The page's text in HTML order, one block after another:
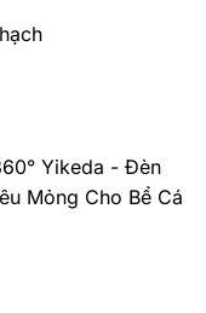
Yikeda - Đèn
Mỏng Cho Bể Cá